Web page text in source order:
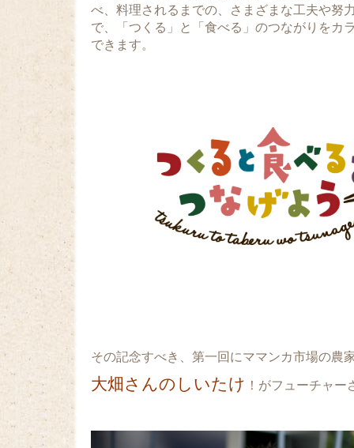
べ、料理されるまでの、さまざまな工夫や努
で、「つくる」と「食べる」のつながりをカ
できます。
その記念すべき、第一回にママンカ市場の農
大畑さんのしいたけ ！がフューチャー